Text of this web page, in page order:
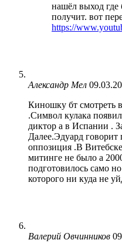
нашёл выход где
получит. вот
https://
Александр Мел
Киношку бт смотреть
.Символ кулака
диктор а в Испании .
Далее.Эдуард говорит
оппозиция .В
митинге не было а
подготовилось само
которого ни куда не
Валерий Овчинников